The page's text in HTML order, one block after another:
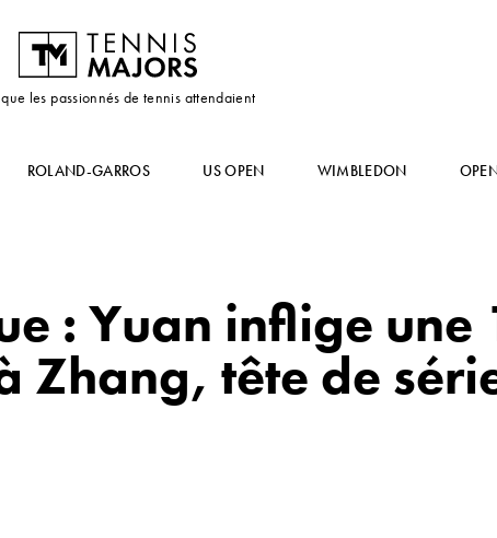
que les passionnés de tennis attendaient
ROLAND-GARROS US OPEN WIMBLEDON
: Yuan inflige une
Zhang, tête de